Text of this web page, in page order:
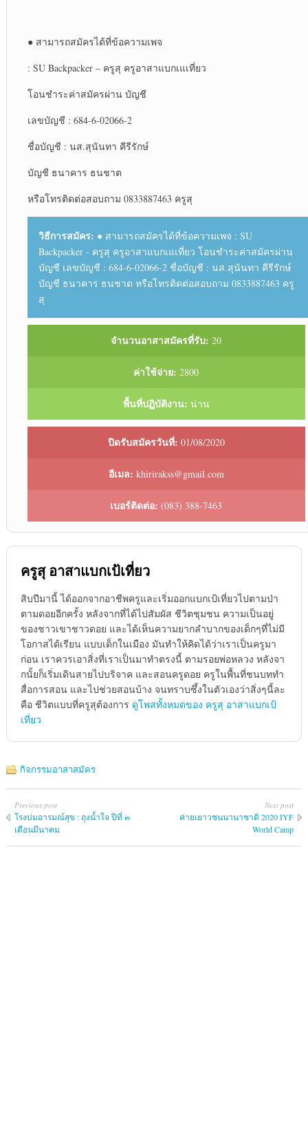
● สามารถสมัครได้ที่ข้อความเพจ
: SU Backpacker – ครูสุ ครูอาสาแบกเแเที่ยว
โอนชำระค่าสมัครผ่าน บัญชี
เลขบัญชี : 684-6-02066-2
ชื่อบัญชี : นส.สุนันทา คีรีรักษ์
บัญชี ธนาคาร ธนชาต
หรือโทรติดต่อสอบถาม 0833887463 ครูสุ
วิธีการสมัคร: ● สามารถสมัครได้ที่ข้อความเพจ : SU
Backpacker - ครูสุ ครูอาสาแบกเแเที่ยว โอนชำระค่าสมัครผ่าน
บัญชี เลขบัญชี : 684-6-02066-2 ชื่อบัญชี : นส.สุนันทา คีรีรักษ์
บัญชี ธนาคาร ธนชาต หรือโทรติดต่อสอบถาม 0833887463 ครู
สุ
จำนวนอาสาสมัครที่รับ: 20
ค่าใช้จ่าย: 2800
พื้นที่ปฏิบัติงาน: น่าน
ปิดรับสมัครวันที่: 01/08/2020
อีเมล: khirirakss@gmail.com
เบอร์ติดต่อ: (083) 388-7463
ครูสุ อาสาแบกเป้เที่ยว
สิบปีมานี้ ได้ออกจากอาชีพครูและเริ่มออกแบกเป้เที่ยวไปตามป่า
ตามดอยอีกครั้ง หลังจากที่ได้ไปสัมผัส ชีวิตชุมชน ความเป็นอยู่
ของชาวเขาชาวดอย และได้เห็นความยากลำบากของเด็กๆที่ไม่มี
โอกาสได้เรียน แบบเด็กในเมือง มันทำให้คิดได้ว่าเราเป็นครูมา
ก่อน เราควรเอาสิ่งที่เราเป็นมาทำตรงนี้ ตามรอยพ่อหลวง หลังจา
กนั้ยก็เริ่มเดินสายไปบริจาค และสอนครูดอย ครูในพื้นที่ชนบททำ
สื่อการสอน และไปช่วยสอนบ้าง จนทราบซึ้งในตัวเองว่าสิ่งๆนี้ละ
คือ ชีวิตแบบที่ครูสุต้องการ ดูโพสทั้งหมดของ ครูสุ อาสาแบกเป้
เที่ยว
กิจกรรมอาสาสมัคร
Previous post
โรงบ่มอารมณ์สุข : ถุงน้ำใจ ปีที่ ๓
เดือนมีนาคม
Next post
ค่ายเยาวชนนานาชาติ 2020 IYF
World Camp